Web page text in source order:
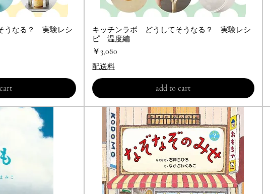
ュー
うなる？ 実験レシ クイックビュー
キッチンラボ どうしてそうなる？ 実験レシ
ピ 温度編
価格
￥3,080
配送料
add to cart